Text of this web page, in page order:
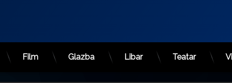
Film Glazba Libar Teatar